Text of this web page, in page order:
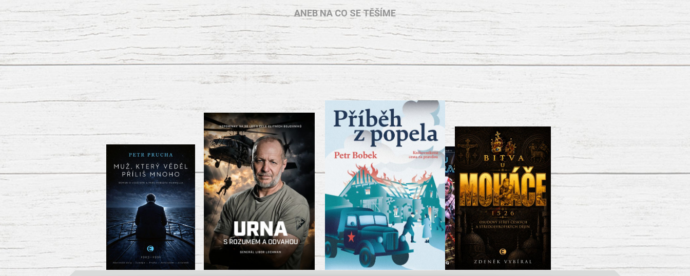
ANEB NA CO SE TĚŠÍME